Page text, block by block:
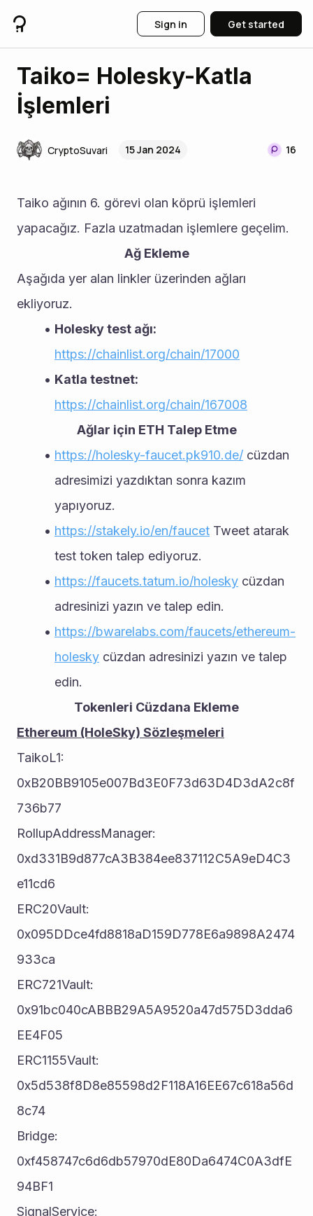
Sign in Get started
Taiko= Holesky-Katla
İşlemleri
CryptoSuvari 15 Jan 2024 16
Taiko ağının 6. görevi olan köprü işlemleri
yapacağız. Fazla uzatmadan işlemlere geçelim.
Ağ Ekleme
Aşağıda yer alan linkler üzerinden ağları
ekliyoruz.
https://chainlist.org/chain/17000
Katla testnet:
https://chainlist.org/chain/167008
Ağlar için ETH Talep Etme
https://holesky-faucet.pk910.de/ cüzdan
adresimizi yazdıktan sonra kazım
yapıyoruz.
https://stakely.io/en/faucet Tweet atarak
test token talep ediyoruz.
https://faucets.tatum.io/holesky cüzdan
adresinizi yazın ve talep edin.
https://bwarelabs.com/faucets/ethereum-
holesky cüzdan adresinizi yazın ve talep
edin.
Tokenleri Cüzdana Ekleme
Ethereum (HoleSky) Sözleşmeleri
TaikoL1:
0xB20BB9105e007Bd3E0F73d63D4D3dA2c8f
736b77
RollupAddressManager:
0xd331B9d877cA3B384ee837112C5A9eD4C3
e11cd6
ERC20Vault:
0x095DDce4fd8818aD159D778E6a9898A2474
933ca
ERC721Vault:
0x91bc040cABBB29A5A9520a47d575D3dda6
EE4F05
ERC1155Vault:
0x5d538f8D8e85598d2F118A16EE67c618a56d
8c74
Bridge:
0xf458747c6d6db57970dE80Da6474C0A3dfE
94BF1
SignalService: